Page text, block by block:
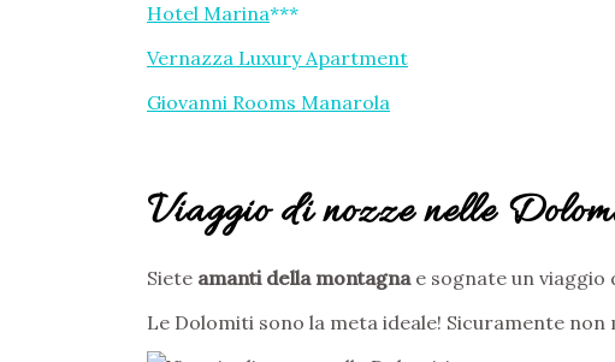
Hotel Marina***
Vernazza Luxury Apartment
Giovanni Rooms Manarola
Viaggio di nozze nelle
Siete amanti della montagnae sognate un viaggio
Le Dolomiti sono la meta ideale! Sicuramente